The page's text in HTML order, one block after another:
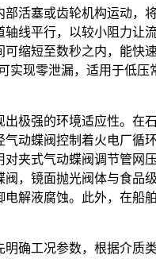
活塞或齿轮机构运动
线平行，以较小阻力
缩短至数秒之内，能
现零泄漏，适用于低
极强的环境适应性。
动蝶阀控制着火电厂
夹式气动蝶阀调节管
，镜面抛光阀体与食
解液腐蚀。此外，在
确工况参数，根据介